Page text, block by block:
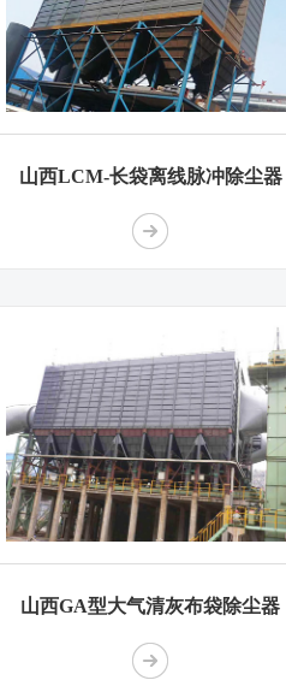
山西LCM-长袋离线脉冲除尘器
山西GA型大气清灰布袋除尘器